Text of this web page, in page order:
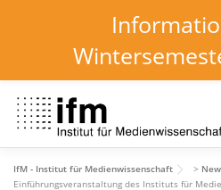
Inhalt
springen
HOME NEWS
IfM - Institut für Medienwissenschaft >
Einführungsveranstaltung des Instituts für